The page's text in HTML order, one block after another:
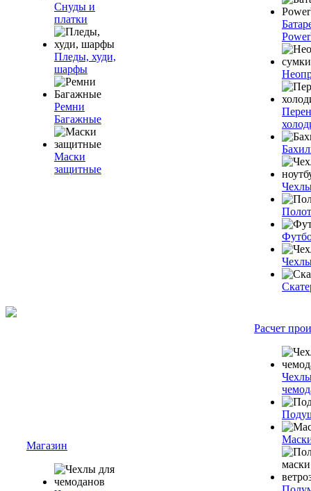
Снуды и
платки
Пледы, худи,
шарфы
Ремни
Багажные
Маски
защитные
Магазин
Расчет